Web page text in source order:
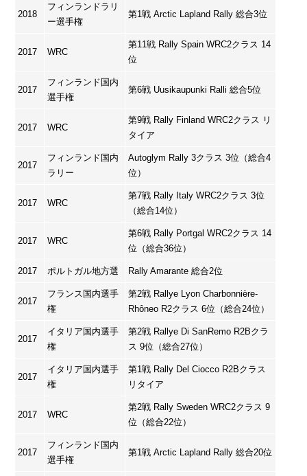
2018
フィンランドラリ
ー選手権
第1戦 Arctic Lapland Rally 総合3位
2017 WRC
第11戦 Rally Spain WRC2クラス 14
位
2017
フィンランド国内
選手権
第6戦 Uusikaupunki Ralli 総合5位
2017 WRC
第9戦 Rally Finland WRC2クラス リ
タイア
2017
フィンランド国内
ラリー
Autoglym Rally 3クラス 3位（総合4
位）
2017 WRC
第7戦 Rally Italy WRC2クラス 3位
（総合14位）
2017 WRC
第6戦 Rally Portgal WRC2クラス 14
位（総合36位）
2017 ポルトガル地方選 Rally Amarante 総合2位
2017
フランス国内選手
権
第2戦 Rallye Lyon Charbonnière-
Rhôneo R2クラス 6位（総合24位）
2017
イタリア国内選手
権
第2戦 Rallye Di SanRemo R2Bクラ
ス 9位（総合27位）
2017
イタリア国内選手
権
第1戦 Rally Del Ciocco R2Bクラス
リタイア
2017 WRC
第2戦 Rally Sweden WRC2クラス 9
位（総合22位）
2017
フィンランド国内
選手権
第1戦 Arctic Lapland Rally 総合20位